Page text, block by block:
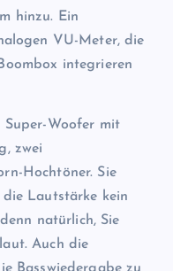
hinzu. Ein
VU-Meter, die
integrieren
Super-Woofer mit
zwei
Hochtöner. Sie
die Lautstärke kein
natürlich, Sie
Auch die